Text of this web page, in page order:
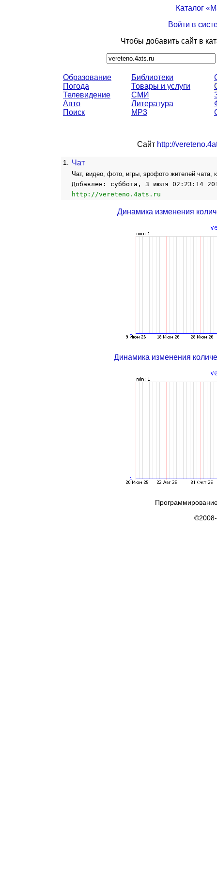
Каталог
Войти в
Чтобы добавить сайт в
Образование
Погода
Телевидение
Авто
Поиск
Библиотеки
Товары и услуги
СМИ
Литература
MP3
Сайт http://
1. Чат
Чат, видео, фото, игры, эрофото жителей чата,
Добавлен: суббота, 3 июля 02:23:14
http://vereteno.4ats.ru
Динамика изменения
Динамика изменения